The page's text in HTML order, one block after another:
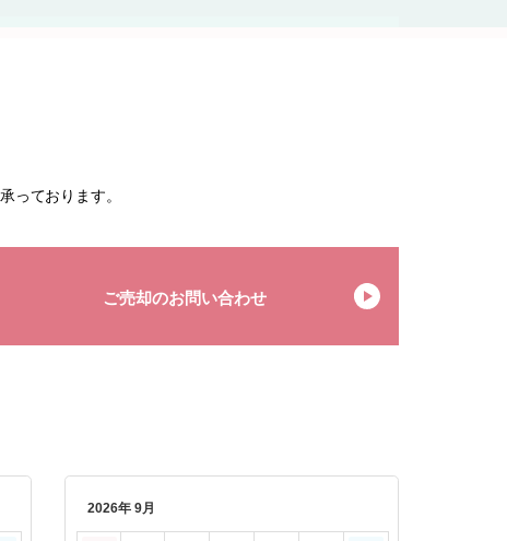
っております。
ご売却のお問い合わせ
2026年 9月